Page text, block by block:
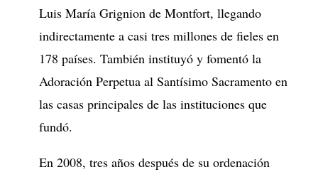
Luis María Grignion de Montfort, llegando
indirectamente a casi tres millones de fieles en
178 países. También instituyó y fomentó la
Adoración Perpetua al Santísimo Sacramento en
las casas principales de las instituciones que
fundó.
En 2008, tres años después de su ordenación